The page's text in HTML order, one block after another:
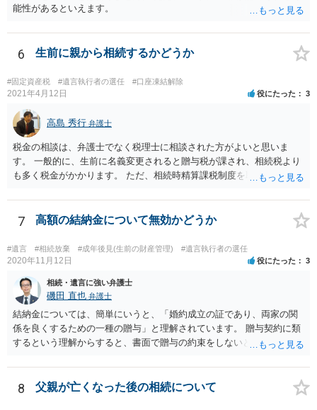
能性があるといえます。
6 生前に親から相続するかどうか
#固定資産税 #遺言執行者の選任 #口座凍結解除
2021年4月12日 役にたった 3
高島 秀行 弁護士
税金の相談は、弁護士でなく税理士に相談された方がよいと思いま
す。 一般的に、生前に名義変更されると贈与税が課され、相続税より
も多く税金がかかります。 ただ、相続時精算課税制度を取れば、実質
ういう場合にどれくらい税金がかかるか計算してもらって どういう方
針を取るか決められたらよいと思います。
7 高額の結納金について無効かどうか
#遺言 #相続放棄 #成年後見(生前の財産管理) #遺言執行者の選任
2020年11月12日 役にたった 3
相続・遺言に強い弁護士
磯田 直也 弁護士
結納金については、簡単にいうと、「婚約成立の証であり、両家の関
係を良くするための一種の贈与」と理解されています。 贈与契約に類
するという理解からすると、書面で贈与の約束をしないと相手方は支
ことは困難です。 くれぐれも今後お気をつけください。 弁護士に対応
を依頼されるのも悪くはありませんが、感情的な理由が強いと思いま
8 父親が亡くなった後の相続について